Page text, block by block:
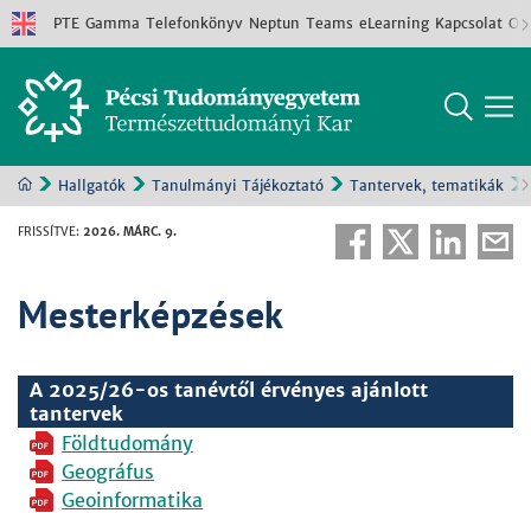
PTE Gamma Telefonkönyv Neptun Teams eLearning Kapcsolat
Hallgatók Tanulmányi Tájékoztató Tantervek, tematikák
FRISSÍTVE: 2026. MÁRC. 9.
Mesterképzések
A 2025/26-os tanévtől érvényes ajánlott
tantervek
Földtudomány
Geográfus
Geoinformatika